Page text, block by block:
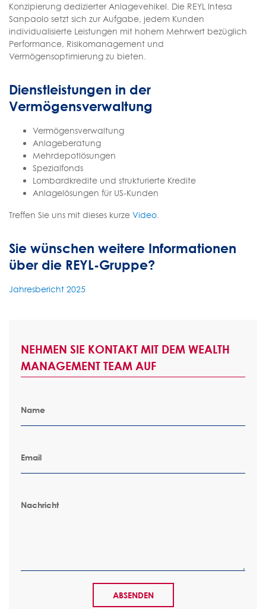
Konzipierung dedizierter Anlagevehikel. Die REYL Intesa
Sanpaolo setzt sich zur Aufgabe, jedem Kunden
individualisierte Leistungen mit hohem Mehrwert bezüglich
Performance, Risikomanagement und
Vermögensoptimierung zu bieten.
Dienstleistungen in der
Vermögensverwaltung
Vermögensverwaltung
Anlageberatung
Mehrdepotlösungen
Spezialfonds
Lombardkredite und strukturierte Kredite
Anlagelösungen für US-Kunden
Treffen Sie uns mit dieses kurze Video
Sie wünschen weitere Informationen
über die REYL-Gruppe?
Jahresbericht 2025
NEHMEN SIE KONTAKT MIT DEM WEALTH
MANAGEMENT TEAM AUF
Name
Email
Nachricht